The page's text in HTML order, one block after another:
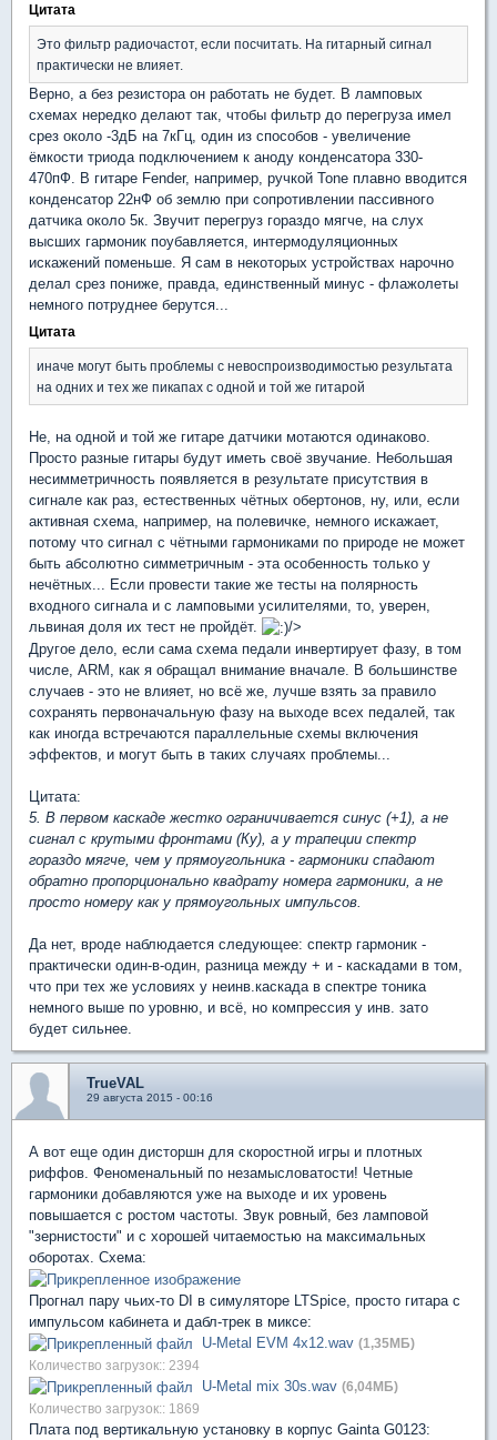
Цитата
Это фильтр радиочастот, если посчитать. На гитарный сигнал
практически не влияет.
Верно, а без резистора он работать не будет. В ламповых
схемах нередко делают так, чтобы фильтр до перегруза имел
срез около -3дБ на 7кГц, один из способов - увеличение
ёмкости триода подключением к аноду конденсатора 330-
470пФ. В гитаре Fender, например, ручкой Tone плавно вводится
конденсатор 22нФ об землю при сопротивлении пассивного
датчика около 5к. Звучит перегруз гораздо мягче, на слух
высших гармоник поубавляется, интермодуляционных
искажений поменьше. Я сам в некоторых устройствах нарочно
делал срез пониже, правда, единственный минус - флажолеты
немного потруднее берутся...
Цитата
иначе могут быть проблемы с невоспроизводимостью результата
на одних и тех же пикапах с одной и той же гитарой
Не, на одной и той же гитаре датчики мотаются одинаково.
Просто разные гитары будут иметь своё звучание. Небольшая
несимметричность появляется в результате присутствия в
сигнале как раз, естественных чётных обертонов, ну, или, если
активная схема, например, на полевичке, немного искажает,
потому что сигнал с чётными гармониками по природе не может
быть абсолютно симметричным - эта особенность только у
нечётных... Если провести такие же тесты на полярность
входного сигнала и с ламповыми усилителями, то, уверен,
львиная доля их тест не пройдёт.
/>
Другое дело, если сама схема педали инвертирует фазу, в том
числе, ARM, как я обращал внимание вначале. В большинстве
случаев - это не влияет, но всё же, лучше взять за правило
сохранять первоначальную фазу на выходе всех педалей, так
как иногда встречаются параллельные схемы включения
эффектов, и могут быть в таких случаях проблемы...
Цитата:
5. В первом каскаде жестко ограничивается синус (+1), а не
сигнал с крутыми фронтами (Ку), а у трапеции спектр
гораздо мягче, чем у прямоугольника - гармоники спадают
обратно пропорционально квадрату номера гармоники, а не
просто номеру как у прямоугольных импульсов.
Да нет, вроде наблюдается следующее: спектр гармоник -
практически один-в-один, разница между + и - каскадами в том,
что при тех же условиях у неинв.каскада в спектре тоника
немного выше по уровню, и всё, но компрессия у инв. зато
будет сильнее.
TrueVAL
29 августа 2015 - 00:16
А вот еще один дисторшн для скоростной игры и плотных
риффов. Феноменальный по незамысловатости! Четные
гармоники добавляются уже на выходе и их уровень
повышается с ростом частоты. Звук ровный, без ламповой
"зернистости" и с хорошей читаемостью на максимальных
оборотах. Схема:
Прогнал пару чьих-то DI в симуляторе LTSpice, просто гитара с
импульсом кабинета и дабл-трек в миксе:
U-Metal EVM 4x12.wav (1,35МБ)
Количество загрузок:: 2394
U-Metal mix 30s.wav (6,04МБ)
Количество загрузок:: 1869
Плата под вертикальную установку в корпус Gainta G0123: